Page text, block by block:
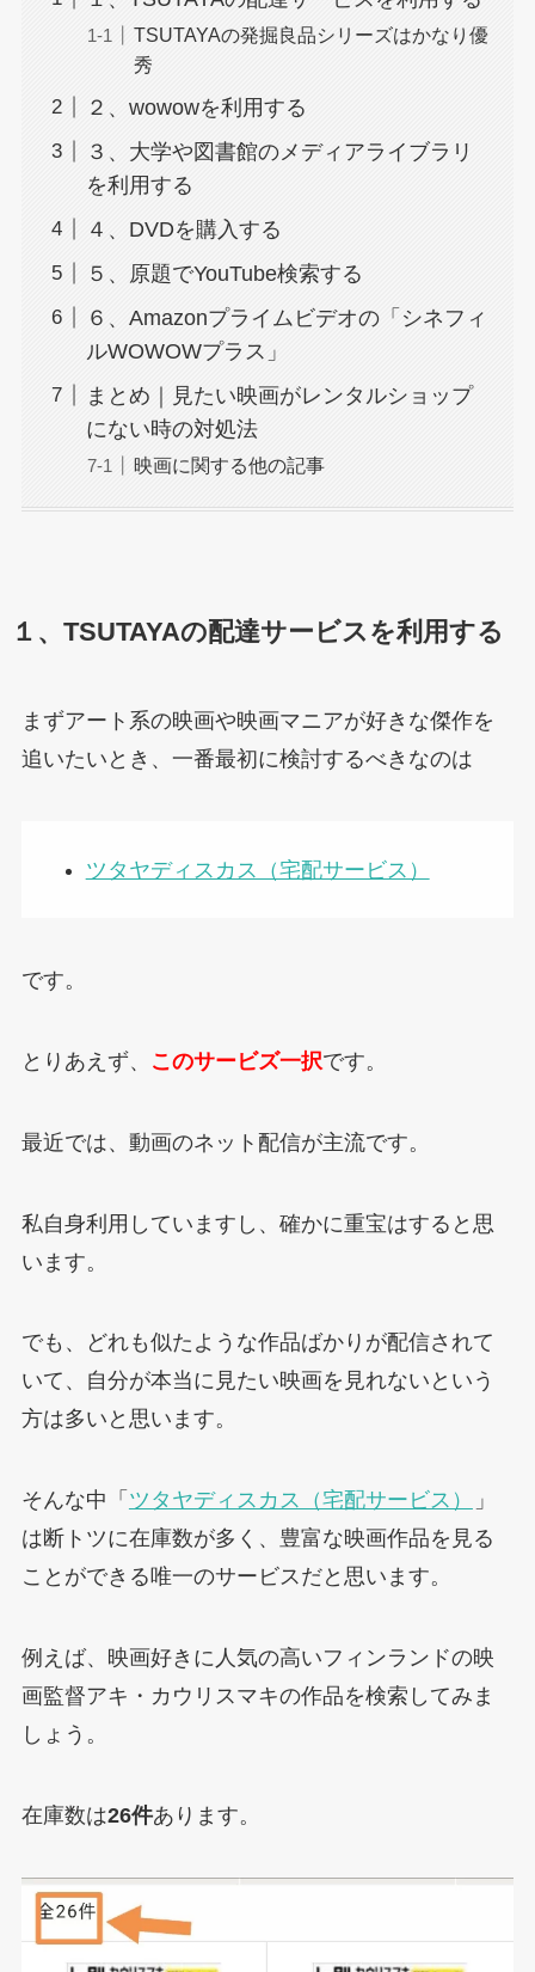
TSUTAYAの発掘良品シリーズはかなり優
秀
２、wowowを利用する
３、大学や図書館のメディアライブラリ
を利用する
４、DVDを購入する
５、原題でYouTube検索する
６、Amazonプライムビデオの「シネフィ
ルWOWOWプラス」
まとめ｜見たい映画がレンタルショップ
にない時の対処法
映画に関する他の記事
１、TSUTAYAの配達サービスを利用する
まずアート系の映画や映画マニアが好きな傑作を
追いたいとき、一番最初に検討するべきなのは
ツタヤディスカス（宅配サービス）
です。
とりあえず、 このサービズ一択です。
最近では、動画のネット配信が主流です。
私自身利用していますし、確かに重宝はすると思
います。
でも、どれも似たような作品ばかりが配信されて
いて、自分が本当に見たい映画を見れないという
方は多いと思います。
そんな中「 ツタヤディスカス（宅配サービス）
」
は断トツに在庫数が多く、豊富な映画作品を見る
ことができる唯一のサービスだと思います。
例えば、映画好きに人気の高いフィンランドの映
画監督アキ・カウリスマキの作品を検索してみま
しょう。
在庫数は26件あります。